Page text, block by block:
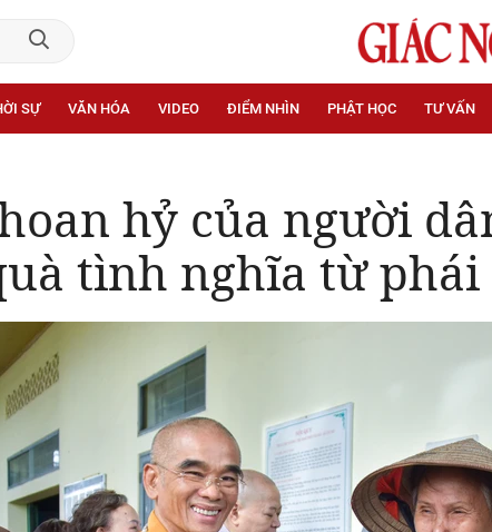
SỰ VĂN HÓA VIDEO ĐIỂM NHÌN PHẬT HỌC TƯ VẤN
hỷ của người
tình nghĩa từ phái